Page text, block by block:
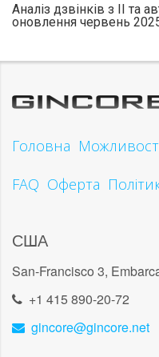
Аналіз дзвінків з ІІ та
оновлення червень
Головна
FAQ Оферта
США
San-Francisco 3,
+1 415 890-20-72
gincore@gincore.net